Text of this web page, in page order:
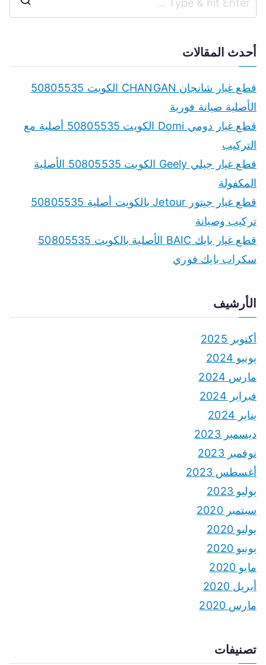
r
أحدث المقالات
قطع غيار شانجان CHANGAN الكويت 50805535
الأصلية صيانة فورية
قطع غيار دومي Domi الكويت 50805535 أصلية مع
التركيب
قطع غيار جيلي Geely الكويت 50805535 الأصلية
المكفولة
قطع غيار جيتور Jetour بالكويت أصلية 50805535
تركيب وصيانة
قطع غيار بايك BAIC الأصلية بالكويت 50805535
سكراب بايك فوري
الأرشيف
أكتوبر 2025
يونيو 2024
مارس 2024
فبراير 2024
يناير 2024
ديسمبر 2023
نوفمبر 2023
أغسطس 2023
يوليو 2023
سبتمبر 2020
يوليو 2020
يونيو 2020
مايو 2020
أبريل 2020
مارس 2020
تصنيفات